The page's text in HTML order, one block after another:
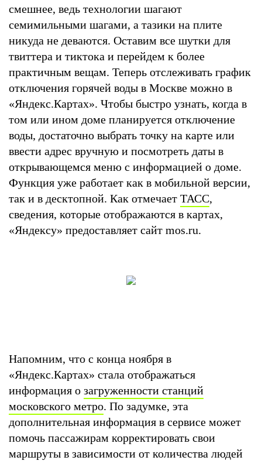
смешнее, ведь технологии шагают
семимильными шагами, а тазики на плите
никуда не деваются. Оставим все шутки для
твиттера и тиктока и перейдем к более
практичным вещам. Теперь отслеживать график
отключения горячей воды в Москве можно в
«Яндекс.Картах». Чтобы быстро узнать, когда в
том или ином доме планируется отключение
воды, достаточно выбрать точку на карте или
ввести адрес вручную и посмотреть даты в
открывающемся меню с информацией о доме.
Функция уже работает как в мобильной версии,
так и в десктопной. Как отмечает ТАСС,
сведения, которые отображаются в картах,
«Яндексу» предоставляет сайт mos.ru.
Напомним, что с конца ноября в
«Яндекс.Картах» стала отображаться
информация о загруженности станций
московского метро. По задумке, эта
дополнительная информация в сервисе может
помочь пассажирам корректировать свои
маршруты в зависимости от количества людей